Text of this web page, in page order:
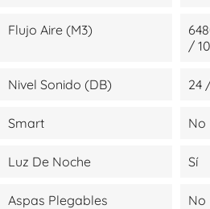
Flujo Aire (m3)
/
Nivel Sonido (dB) 24
Smart No
Luz De Noche Sí
Aspas Plegables No